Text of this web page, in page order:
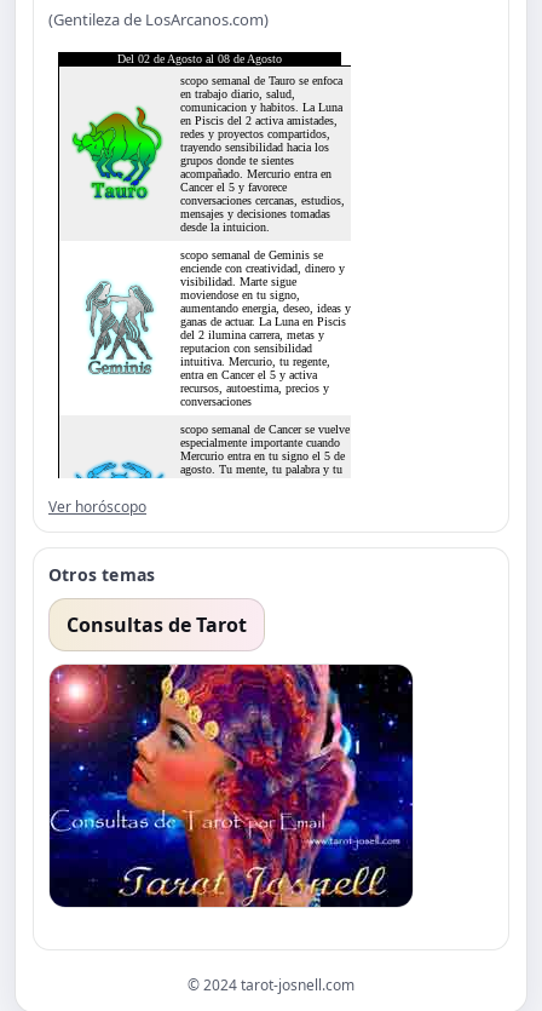
(Gentileza de LosArcanos.com)
Ver horóscopo
Otros temas
Consultas de Tarot
© 2024 tarot-josnell.com